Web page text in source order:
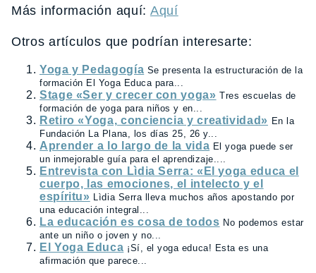
Más información aquí: Aquí
Otros artículos que podrían interesarte:
Yoga y Pedagogía Se presenta la estructuración de la
formación El Yoga Educa para...
Stage «Ser y crecer con yoga» Tres escuelas de
formación de yoga para niños y en...
Retiro «Yoga, conciencia y creatividad» En la
Fundación La Plana, los días 25, 26 y...
Aprender a lo largo de la vida El yoga puede ser
un inmejorable guía para el aprendizaje....
Entrevista con Lìdia Serra: «El yoga educa el
cuerpo, las emociones, el intelecto y el
espíritu» Lìdia Serra lleva muchos años apostando por
una educación integral...
La educación es cosa de todos No podemos estar
ante un niño o joven y no...
El Yoga Educa ¡Sí, el yoga educa! Esta es una
afirmación que parece...